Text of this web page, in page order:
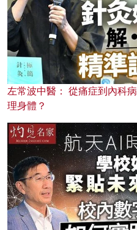
左常波中醫： 從痛症到內科
理身體？